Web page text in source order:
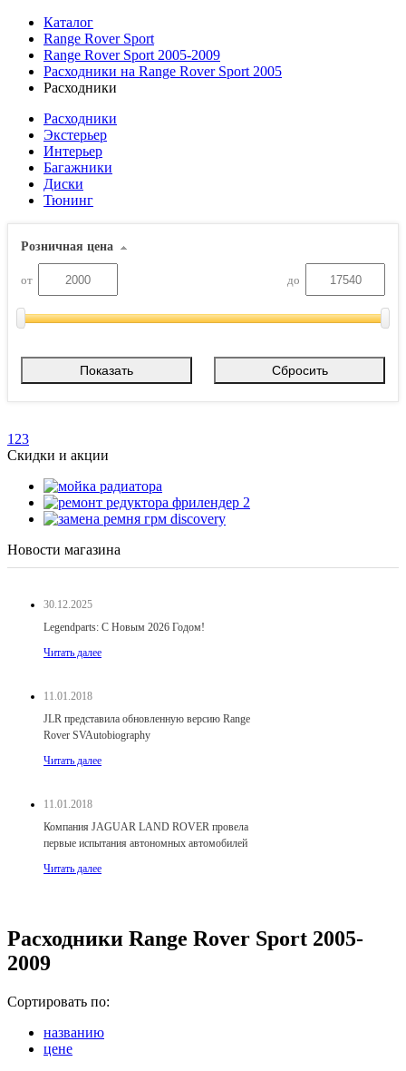
Каталог
Range Rover Sport
Range Rover Sport 2005-2009
Расходники на Range Rover Sport 2005
Расходники
Расходники
Экстерьер
Интерьер
Багажники
Диски
Тюнинг
Розничная цена
от до
1 23
Скидки и акции
Новости магазина
30.12.2025
Legendparts: С Новым 2026 Годом!
Читать далее
11.01.2018
JLR представила обновленную версию Range
Rover SVAutobiography
Читать далее
11.01.2018
Компания JAGUAR LAND ROVER провела
первые испытания автономных автомобилей
Читать далее
Расходники Range Rover Sport 2005-
2009
Сортировать по:
названию
цене